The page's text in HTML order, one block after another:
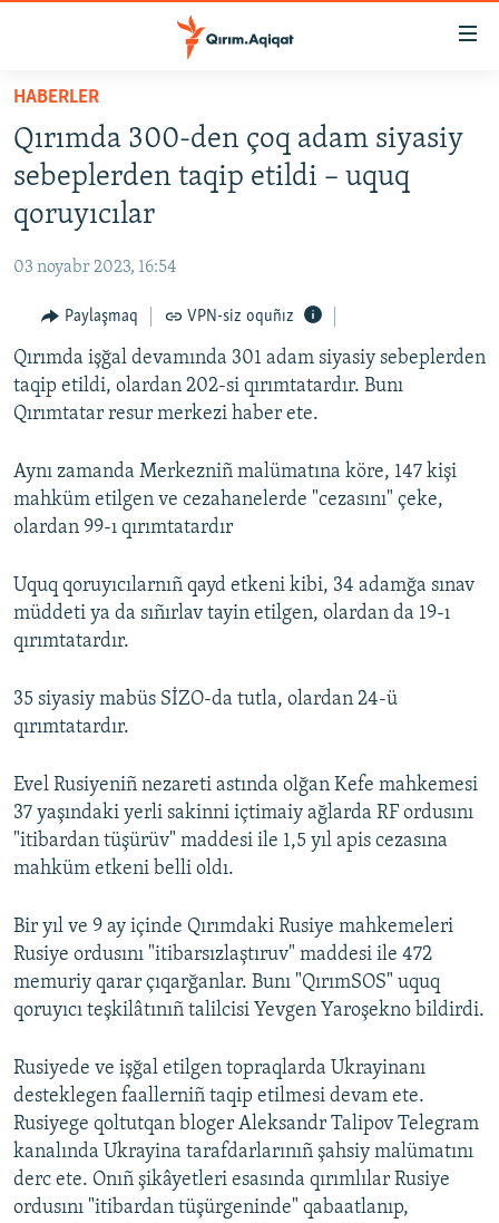
Esas
qaytmaq
Baş
navigatsiyağa
qaytmaq
Qıdıruvğa
qaytmaq
HABERLER
SİYASET
İQTİSADİYAT
MEDENİYET
İNSAN AQLARI
VİDEO
SÜRET
FİKİR
Русский
Українською
QOŞULIÑIZ!
HABERLER
Qırımda 300-den çoq adam siyasiy
sebeplerden taqip etildi – uquq
qoruyıcılar
03 noyabr 2023, 16:54
Paylaşmaq VPN-siz oquñız
Qırımda işğal devamında 301 adam siyasiy sebeplerden
taqip etildi, olardan 202-si qırımtatardır. Bunı
Qırımtatar resur merkezi haber ete.
Aynı zamanda Merkezniñ malümatına köre, 147 kişi
mahküm etilgen ve cezahanelerde "cezasını" çeke,
olardan 99-ı qırımtatardır
Uquq qoruyıcılarnıñ qayd etkeni kibi, 34 adamğa sınav
müddeti ya da sıñırlav tayin etilgen, olardan da 19-ı
qırımtatardır.
35 siyasiy mabüs SİZO-da tutla, olardan 24-ü
qırımtatardır.
Evel Rusiyeniñ nezareti astında olğan Kefe mahkemesi
37 yaşındaki yerli sakinni içtimaiy ağlarda RF ordusını
"itibardan tüşürüv" maddesi ile 1,5 yıl apis cezasına
mahküm etkeni belli oldı.
Bir yıl ve 9 ay içinde Qırımdaki Rusiye mahkemeleri
Rusiye ordusını "itibarsızlaştıruv" maddesi ile 472
memuriy qarar çıqarğanlar. Bunı "QırımSOS" uquq
qoruyıcı teşkilâtınıñ talilcisi Yevgen Yaroşekno bildirdi.
Rusiyede ve işğal etilgen topraqlarda Ukrayinanı
desteklegen faallerniñ taqip etilmesi devam ete.
Rusiyege qoltutqan bloger Aleksandr Talipov Telegram
kanalında Ukrayina tarafdarlarınıñ şahsiy malümatını
derc ete. Onıñ şikâyetleri esasında qırımlılar Rusiye
ordusını "itibardan tüşürgeninde" qabaatlanıp,